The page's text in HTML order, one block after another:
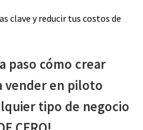
clave y reducir tus costos de
paso cómo crear
vender en piloto
tipo de negocio